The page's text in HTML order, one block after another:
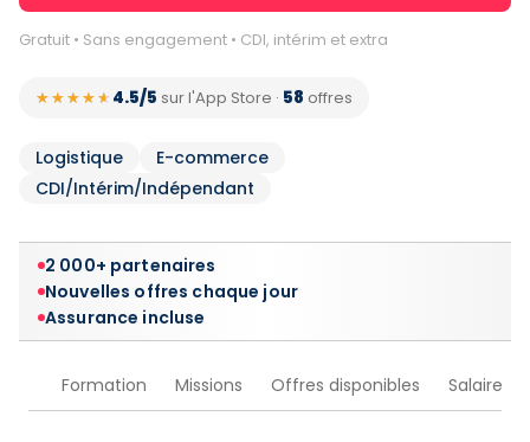
Gratuit • Sans engagement • CDI, intérim et extra
★★★★★
★★★★★ 4.5/5 sur l'App Store · 58 offres
Logistique
E-commerce
CDI/Intérim/Indépendant
2 000+ partenaires
Nouvelles offres chaque jour
Assurance incluse
Formation Missions Offres disponibles Salaire